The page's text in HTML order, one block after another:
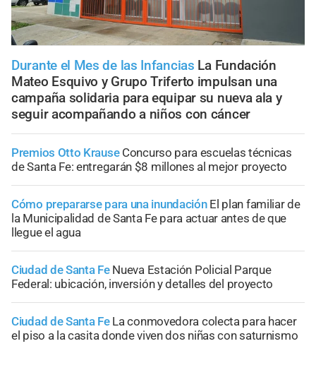
Durante el Mes de las Infancias La Fundación
Mateo Esquivo y Grupo Triferto impulsan una
campaña solidaria para equipar su nueva ala y
seguir acompañando a niños con cáncer
Premios Otto Krause Concurso para escuelas técnicas
de Santa Fe: entregarán $8 millones al mejor proyecto
Cómo prepararse para una inundación El plan familiar de
la Municipalidad de Santa Fe para actuar antes de que
llegue el agua
Ciudad de Santa Fe Nueva Estación Policial Parque
Federal: ubicación, inversión y detalles del proyecto
Ciudad de Santa Fe La conmovedora colecta para hacer
el piso a la casita donde viven dos niñas con saturnismo